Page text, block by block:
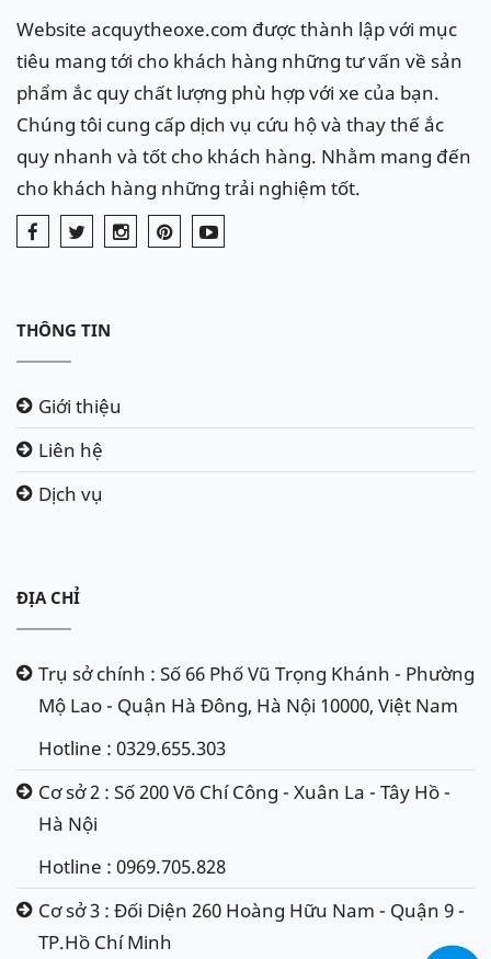
Website acquytheoxe.com được thành lập với mục
tiêu mang tới cho khách hàng những tư vấn về sản
phẩm ắc quy chất lượng phù hợp với xe của bạn.
Chúng tôi cung cấp dịch vụ cứu hộ và thay thế ắc
quy nhanh và tốt cho khách hàng. Nhằm mang đến
cho khách hàng những trải nghiệm tốt.
THÔNG TIN
Giới thiệu
Liên hệ
Dịch vụ
ĐỊA CHỈ
Trụ sở chính : Số 66 Phố Vũ Trọng Khánh - Phường
Mộ Lao - Quận Hà Đông, Hà Nội 10000, Việt Nam
Hotline : 0329.655.303
Cơ sở 2 : Số 200 Võ Chí Công - Xuân La - Tây Hồ -
Hà Nội
Hotline : 0969.705.828
Cơ sở 3 : Đối Diện 260 Hoàng Hữu Nam - Quận 9 -
TP.Hồ Chí Minh